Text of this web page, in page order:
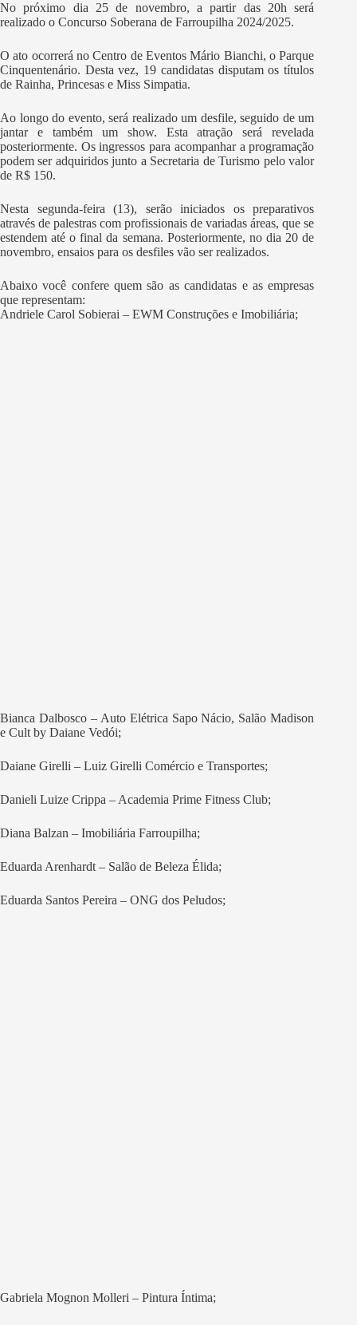
No próximo dia 25 de novembro, a partir das 20h será
realizado o Concurso Soberana de Farroupilha 2024/2025.
O ato ocorrerá no Centro de Eventos Mário Bianchi, o Parque
Cinquentenário. Desta vez, 19 candidatas disputam os títulos
de Rainha, Princesas e Miss Simpatia.
Ao longo do evento, será realizado um desfile, seguido de um
jantar e também um show. Esta atração será revelada
posteriormente. Os ingressos para acompanhar a programação
podem ser adquiridos junto a Secretaria de Turismo pelo valor
de R$ 150.
Nesta segunda-feira (13), serão iniciados os preparativos
através de palestras com profissionais de variadas áreas, que se
estendem até o final da semana. Posteriormente, no dia 20 de
novembro, ensaios para os desfiles vão ser realizados.
Abaixo você confere quem são as candidatas e as empresas
que representam:
Andriele Carol Sobierai – EWM Construções e Imobiliária;
Bianca Dalbosco – Auto Elétrica Sapo Nácio, Salão Madison
e Cult by Daiane Vedói;
Daiane Girelli – Luiz Girelli Comércio e Transportes;
Danieli Luize Crippa – Academia Prime Fitness Club;
Diana Balzan – Imobiliária Farroupilha;
Eduarda Arenhardt – Salão de Beleza Élida;
Eduarda Santos Pereira – ONG dos Peludos;
Gabriela Mognon Molleri – Pintura Íntima;